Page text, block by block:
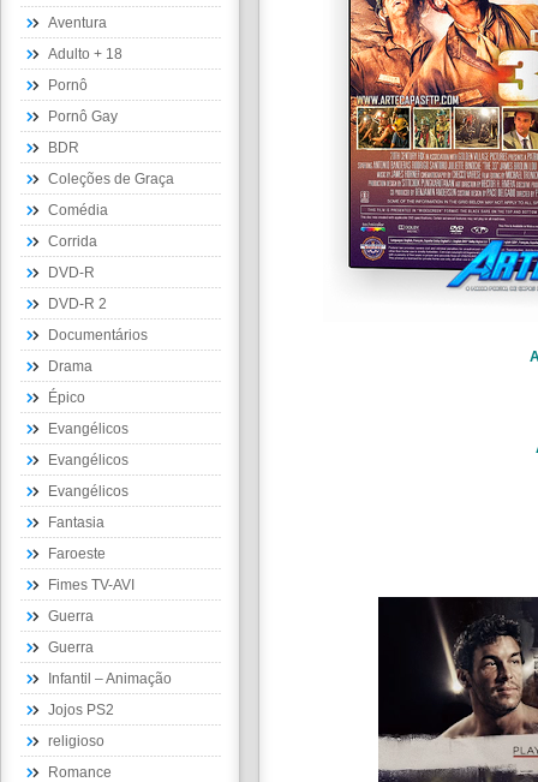
Aventura
Adulto + 18
Pornô
Pornô Gay
BDR
Coleções de Graça
Comédia
Corrida
DVD-R
DVD-R 2
Documentários
Drama
Épico
Evangélicos
Evangélicos
Evangélicos
Fantasia
Faroeste
Fimes TV-AVI
Guerra
Guerra
Infantil – Animação
Jojos PS2
religioso
Romance